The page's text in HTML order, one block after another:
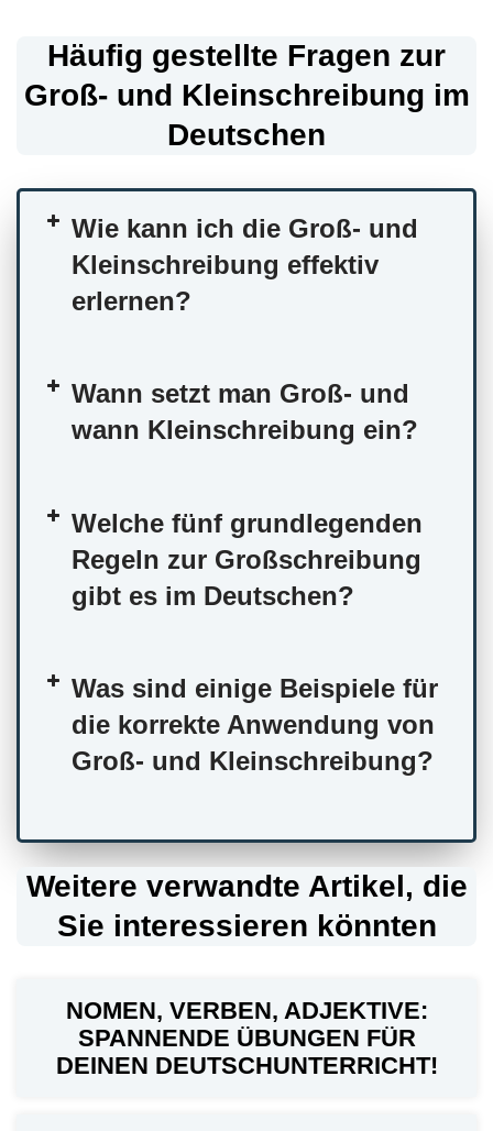
Häufig gestellte Fragen zur
Groß- und Kleinschreibung im
Deutschen
Wie kann ich die Groß- und
Kleinschreibung effektiv
erlernen?
Wann setzt man Groß- und
wann Kleinschreibung ein?
Welche fünf grundlegenden
Regeln zur Großschreibung
gibt es im Deutschen?
Was sind einige Beispiele für
die korrekte Anwendung von
Groß- und Kleinschreibung?
Weitere verwandte Artikel, die
Sie interessieren könnten
NOMEN, VERBEN, ADJEKTIVE:
SPANNENDE ÜBUNGEN FÜR
DEINEN DEUTSCHUNTERRICHT!